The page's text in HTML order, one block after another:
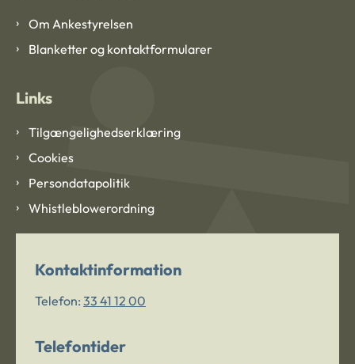
Om Ankestyrelsen
Blanketter og kontaktformularer
Links
Tilgængelighedserklæring
Cookies
Persondatapolitik
Whistleblowerordning
Kontaktinformation
Telefon: 33 41 12 00
Telefontider